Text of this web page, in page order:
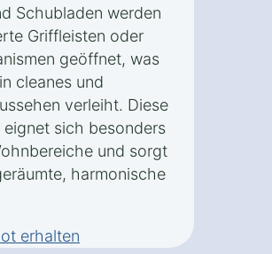
Schubladen werden
Griffleisten oder
geöffnet, was
cleanes und
verleiht. Diese
eignet sich besonders
und sorgt
harmonische
erhalten